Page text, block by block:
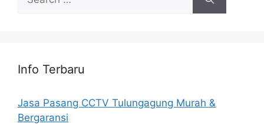
for:
Info Terbaru
Jasa Pasang CCTV Tulungagung Murah &
Bergaransi